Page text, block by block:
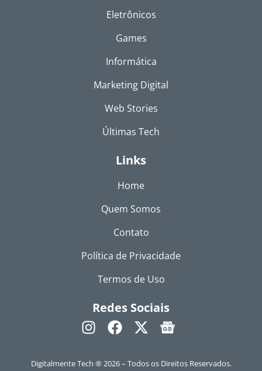
Eletrônicos
Games
Informática
Marketing Digital
Web Stories
Últimas Tech
Links
Home
Quem Somos
Contato
Política de Privacidade
Termos de Uso
Redes Sociais
Digitalmente Tech ® 2026 – Todos os Direitos Reservados.